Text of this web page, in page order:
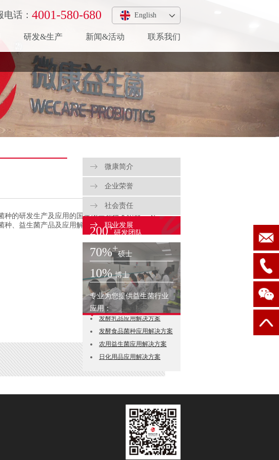
电话： 4001-580-680 English
研发&生产 新闻&活动 联系我们
的研发生产及应用的国家级高新技术企业，为
种、益生菌产品及应用解决方案。
微康简介
企业荣誉
社会责任
职业发展
200+
研发团队
70%+
硕士
10% 博士
专业为您提供益生菌行业
应用：益生菌菌粉应用解决方案
发酵乳品应用解决方案
发酵食品菌种应用解决方案
农用益生菌应用解决方案
日化用品应用解决方案